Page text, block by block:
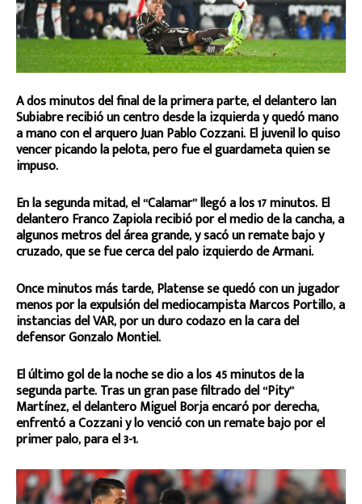
A dos minutos del final de la primera parte, el delantero Ian
Subiabre recibió un centro desde la izquierda y quedó mano
a mano con el arquero Juan Pablo Cozzani. El juvenil lo quiso
vencer picando la pelota, pero fue el guardameta quien se
impuso.
En la segunda mitad, el “Calamar” llegó a los 17 minutos. El
delantero Franco Zapiola recibió por el medio de la cancha, a
algunos metros del área grande, y sacó un remate bajo y
cruzado, que se fue cerca del palo izquierdo de Armani.
Once minutos más tarde, Platense se quedó con un jugador
menos por la expulsión del mediocampista Marcos Portillo, a
instancias del VAR, por un duro codazo en la cara del
defensor Gonzalo Montiel.
El último gol de la noche se dio a los 45 minutos de la
segunda parte. Tras un gran pase filtrado del “Pity”
Martínez, el delantero Miguel Borja encaró por derecha,
enfrentó a Cozzani y lo venció con un remate bajo por el
primer palo, para el 3-1.